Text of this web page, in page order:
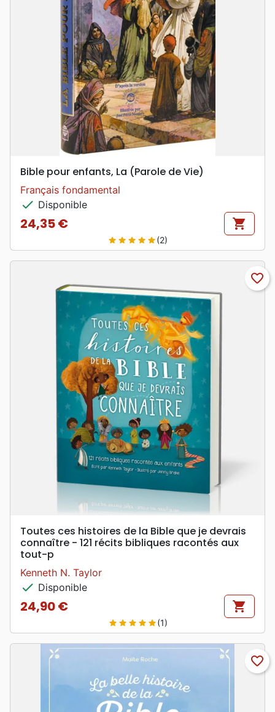
Bible pour enfants, La (Parole de Vie)
Français fondamental
check Disponible
Prix
24,35 € shopping_cart
star star star star star(2)
favorite_border
Toutes ces histoires de la Bible que je devrais
connaître - 121 récits bibliques racontés aux
tout-p
Kenneth N. Taylor
check Disponible
Prix
24,90 € shopping_cart
star star star star star(1)
favorite_border